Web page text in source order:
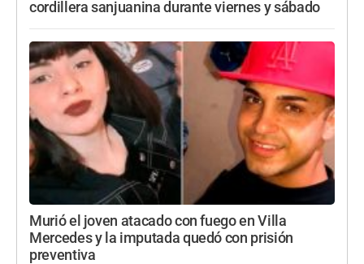
cordillera sanjuanina durante viernes y sábado
Murió el joven atacado con fuego en Villa
Mercedes y la imputada quedó con prisión
preventiva